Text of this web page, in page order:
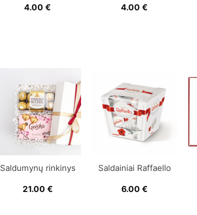
4.00€ 4.00€
Saldumynų rinkinys
21.00 €
Saldainiai Raffaello
6.00 €